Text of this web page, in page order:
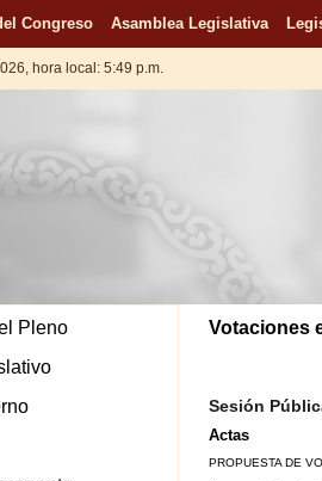
Congreso Asamblea Legislativa
hora local: 5:49 p.m.
Votaciones
Sesión
Actas
PROPUESTA DE